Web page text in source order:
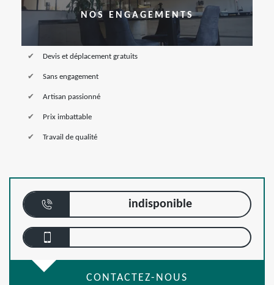
NOS ENGAGEMENTS
Devis et déplacement gratuits
Sans engagement
Artisan passionné
Prix imbattable
Travail de qualité
indisponible
CONTACTEZ-NOUS